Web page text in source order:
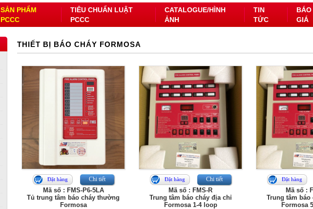
SẢN PHẨM
PCCC
TIÊU CHUẨN LUẬT
PCCC
CATALOGUE/HÌNH
ẢNH
TIN
TỨC
BÁO
GIÁ
THIẾT BỊ BÁO CHÁY FORMOSA
Đặt hàng Chi tiết
Mã số : FMS-P6-5LA
Tủ trung tâm báo cháy thường
Formosa
Đặt hàng Chi tiết
Mã số : FMS-R
Trung tâm báo cháy địa chỉ
Formosa 1-4 loop
Đặt hàng
Mã số :
Trung tâm báo
Formosa